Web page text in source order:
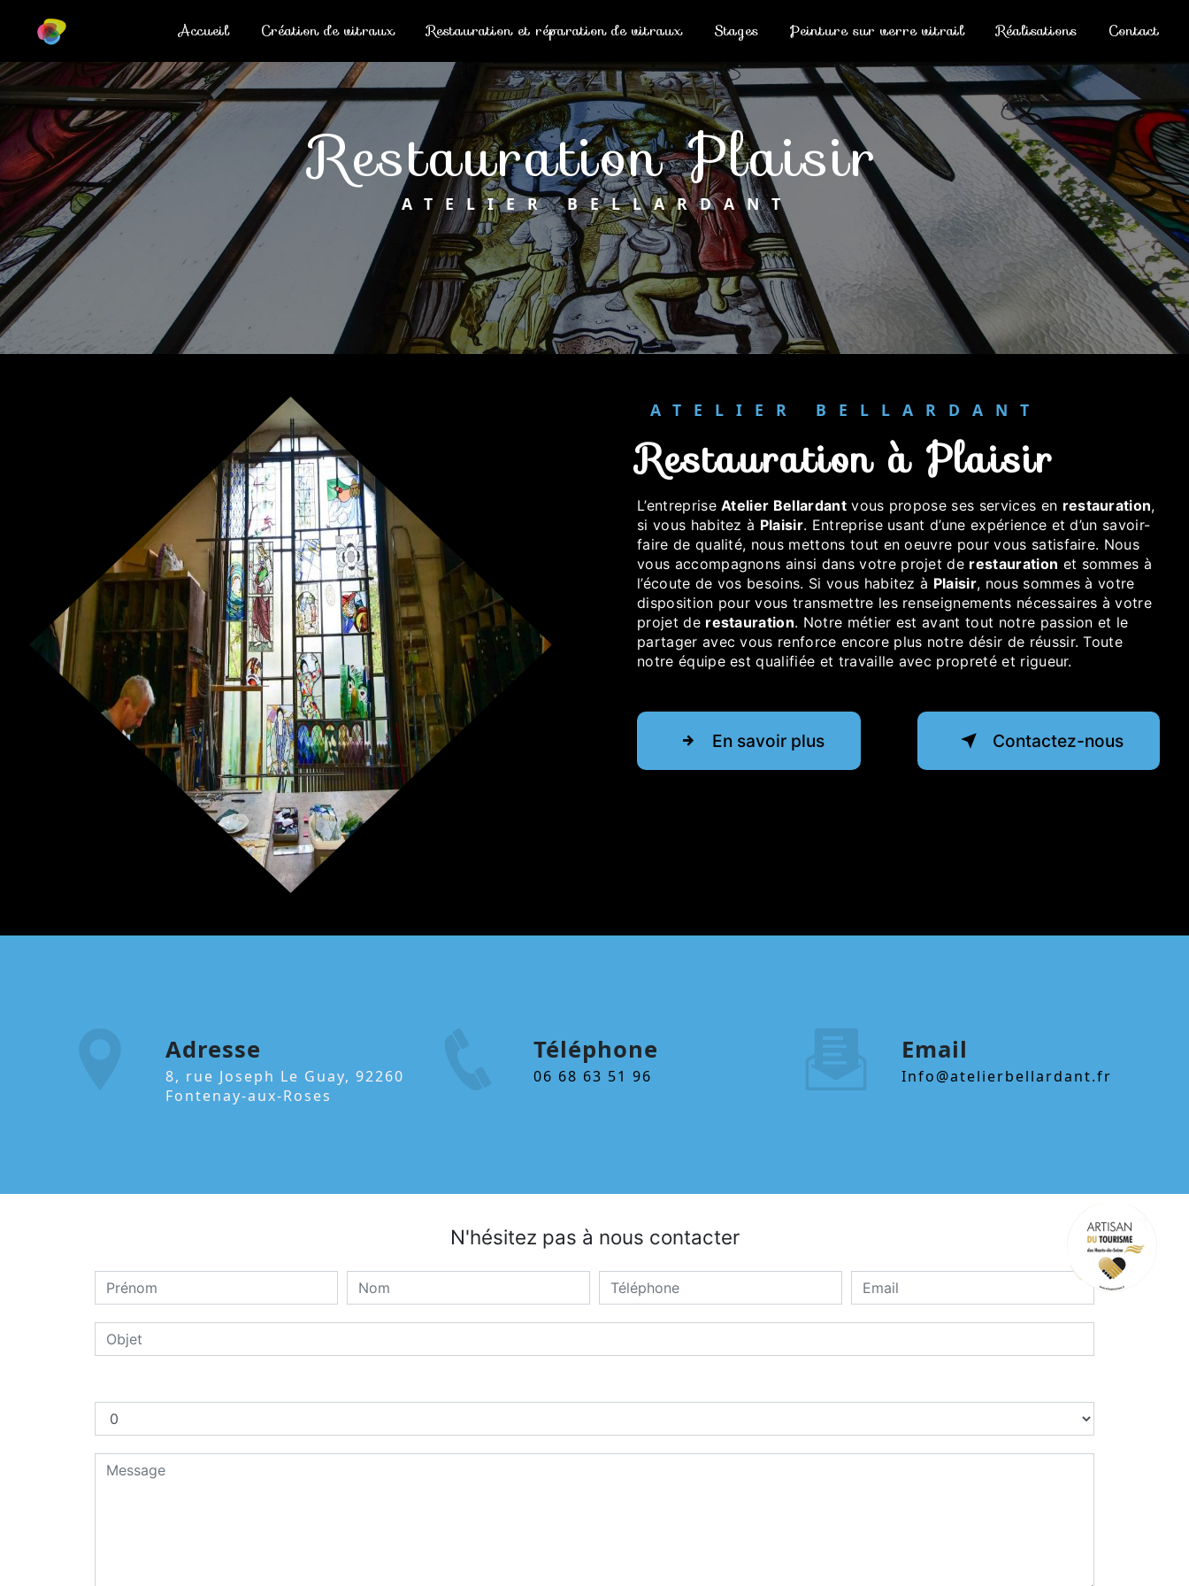
Accueil Création de vitraux Restauration et réparation de vitraux Stages Peinture sur verre vitrail Réalisations Contact
restauration Plaisir
ATELIER BELLARDANT
ATELIER BELLARDANT
restauration à Plaisir
L’entrepriseAtelier Bellardantvous propose ses services en restauration,
si vous habitez à Plaisir. Entreprise usant d’une expérience et d’un savoir-
faire de qualité, nous mettons tout en oeuvre pour vous satisfaire. Nous
vous accompagnons ainsi dans votre projet de restauration et sommes à
l’écoute de vos besoins. Si vous habitez à Plaisir, nous sommes à votre
disposition pour vous transmettre les renseignements nécessaires à votre
projet de restauration. Notre métier est avant tout notre passion et le
partager avec vous renforce encore plus notre désir de réussir. Toute
notre équipe est qualifiée et travaille avec propreté et rigueur.
En savoir plus Contactez-nous
Adresse
8, rue Joseph Le Guay, 92260
Fontenay-aux-Roses
Téléphone
06 68 63 51 96
Email
info@atelierbellardant.fr
N'hésitez pas à nous contacter